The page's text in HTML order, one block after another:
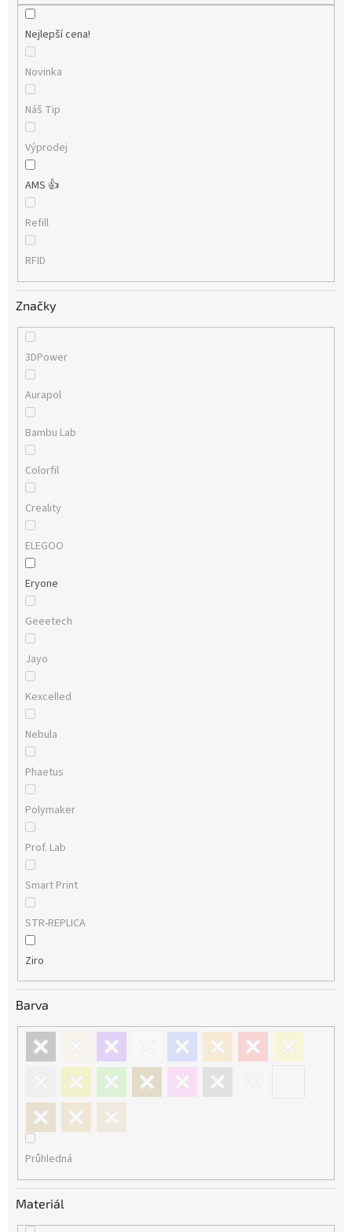
Nejlepší cena!
Novinka
Náš Tip
Výprodej
AMS 👍
Refill
RFID
Značky
3DPower
Aurapol
Bambu Lab
Colorfil
Creality
ELEGOO
Eryone
Geeetech
Jayo
Kexcelled
Nebula
Phaetus
Polymaker
Prof. Lab
Smart Print
STR-REPLICA
Ziro
Barva
Průhledná
Materiál